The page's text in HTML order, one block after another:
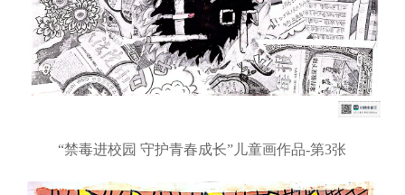
“禁毒进校园 守护青春成长”儿童画作品-第3张